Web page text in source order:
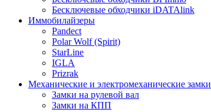
Бесключевые обходчики iDATAlink
Иммобилайзеры
Pandect
Polar Wolf (Spirit)
StarLine
IGLA
Prizrak
Механические и электромеханические замки
Замки на рулевой вал
Замки на КПП